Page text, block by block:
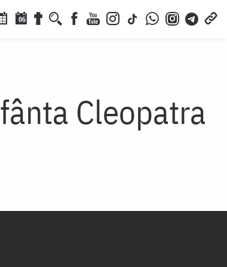
06
Cleopatra